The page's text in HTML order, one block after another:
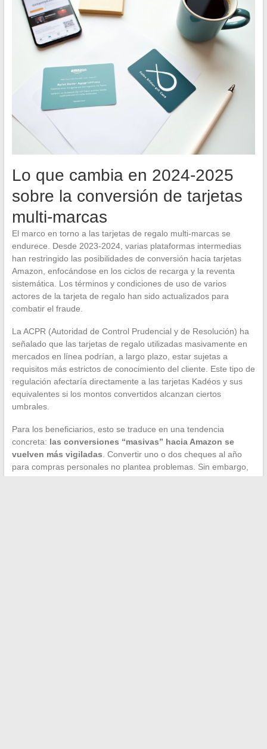
Lo que cambia en 2024-2025
sobre la conversión de tarjetas
multi-marcas
El marco en torno a las tarjetas de regalo multi-marcas se
endurece. Desde 2023-2024, varias plataformas intermedias
han restringido las posibilidades de conversión hacia tarjetas
Amazon, enfocándose en los ciclos de recarga y la reventa
sistemática. Los términos y condiciones de uso de varios
actores de la tarjeta de regalo han sido actualizados para
combatir el fraude.
La ACPR (Autoridad de Control Prudencial y de Resolución) ha
señalado que las tarjetas de regalo utilizadas masivamente en
mercados en línea podrían, a largo plazo, estar sujetas a
requisitos más estrictos de conocimiento del cliente. Este tipo de
regulación afectaría directamente a las tarjetas Kadéos y sus
equivalentes si los montos convertidos alcanzan ciertos
umbrales.
Para los beneficiarios, esto se traduce en una tendencia
concreta: las conversiones “masivas” hacia Amazon se
vuelven más vigiladas. Convertir uno o dos cheques al año
para compras personales no plantea problemas. Sin embargo,